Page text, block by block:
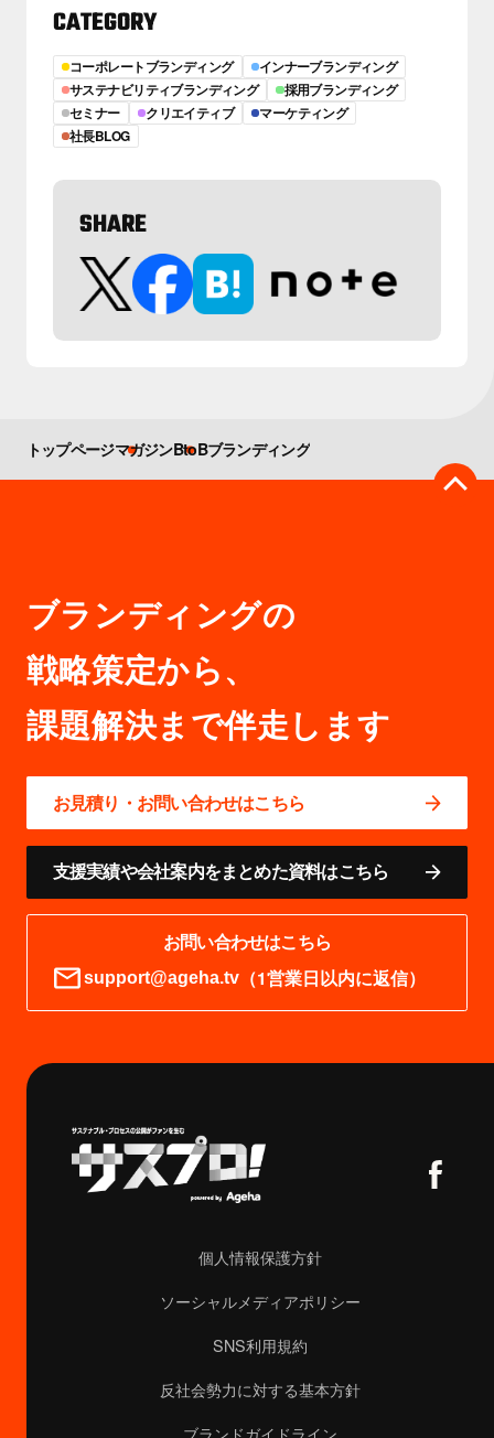
CATEGORY
コーポレートブランディング
インナーブランディング
サステナビリティブランディング
採用ブランディング
セミナー
クリエイティブ
マーケティング
社長BLOG
SHARE
トップページマガジンBtoBブランディング
ブランディングの
戦略策定から、
お見積り・お問い合わせはこちら
支援実績や会社案内をまとめた資料はこちら
お問い合わせはこちら
support@ageha.tv（1営業日以内に返信）
個人情報保護方針
ソーシャルメディアポリシー
SNS利用規約
反社会勢力に対する基本方針